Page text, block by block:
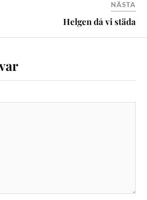
NÄSTA
Helgen då vi städa